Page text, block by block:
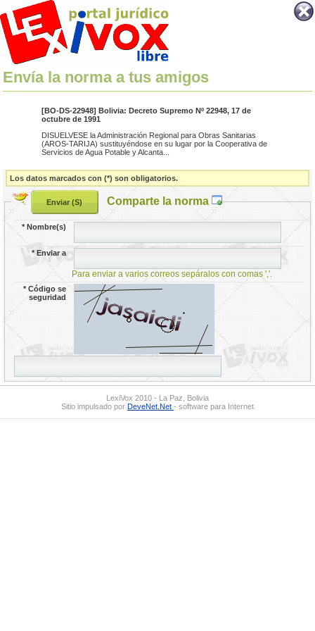
Envía la norma a tus amigos
[BO-DS-22948] Bolivia: Decreto Supremo Nº 22948, 17 de
octubre de 1991
DISUELVESE la Administración Regional para Obras Sanitarias
(AROS-TARIJA) sustituyéndose en su lugar por la Cooperativa de
Servicios de Agua Potable y Alcanta...
Los datos marcados con (*) son obligatorios.
Comparte la norma
*Nombre(s)
*Enviar a
Para enviar a varios correos sepáralos con comas ','.
*Código se
seguridad
LexiVox 2010 - La Paz, Bolivia
Sitio impulsado por DeveNet.Net - software para Internet